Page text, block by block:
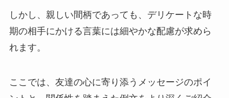
しかし、親しい間柄であっても、デリケートな時
期の相手にかける言葉には細やかな配慮が求めら
れます。
ここでは、友達の心に寄り添うメッセージのポイ